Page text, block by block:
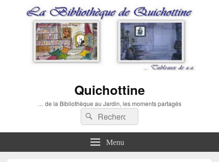
Quichottine
… de la Bibliothèque au Jardin, les moments partagés
Recherche :
Rechercher
Menu